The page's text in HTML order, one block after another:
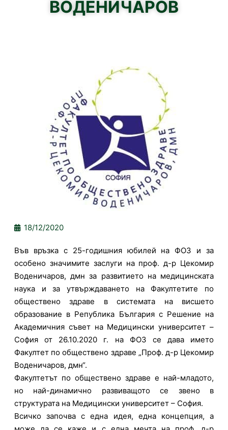
ВОДЕНИЧАРОВ
18/12/2020
Във връзка с 25-годишния юбилей на ФОЗ и за
особено значимите заслуги на проф. д-р Цекомир
Воденичаров, дмн за развитието на медицинската
наука и за утвърждаването на Факултетите по
обществено здраве в системата на висшето
образование в Република България с Решение на
Академичния съвет на Медицински университет –
София от 26.10.2020 г. на ФОЗ се дава името
Факултет по обществено здраве „Проф. д-р Цекомир
Воденичаров, дмн“.
Факултетът по обществено здраве е най-младото,
но най-динамично развиващото се звено в
структурата на Медицински университет – София.
Всичко започва с една идея, една концепция, а